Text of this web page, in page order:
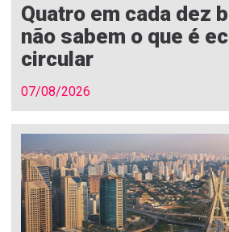
Quatro em cada dez
não sabem o que é
circular
07/08/2026